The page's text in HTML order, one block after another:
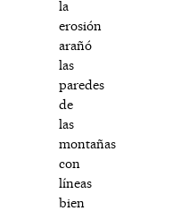
la
erosión
arañó
las
paredes
de
las
montañas
con
líneas
bien